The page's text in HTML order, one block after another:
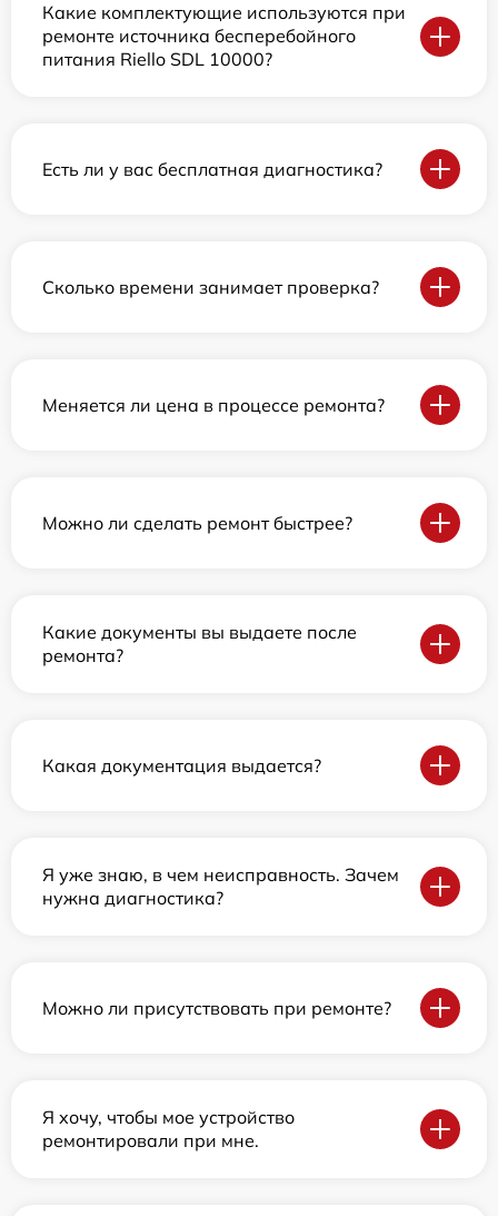
Какие комплектующие используются при
ремонте источника бесперебойного
питания Riello SDL 10000?
Есть ли у вас бесплатная диагностика?
Сколько времени занимает проверка?
Меняется ли цена в процессе ремонта?
Можно ли сделать ремонт быстрее?
Какие документы вы выдаете после
ремонта?
Какая документация выдается?
Я уже знаю, в чем неисправность. Зачем
нужна диагностика?
Можно ли присутствовать при ремонте?
Я хочу, чтобы мое устройство
ремонтировали при мне.